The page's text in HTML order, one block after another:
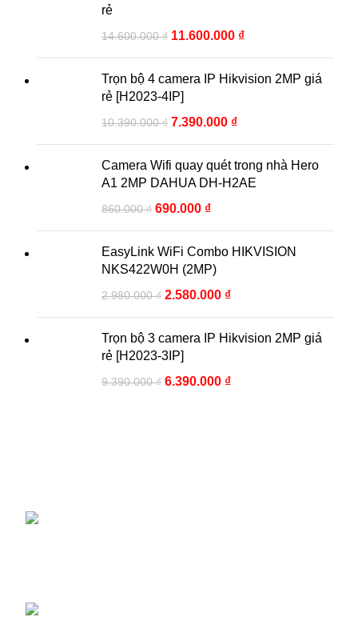
rẻ
14.600.000₫ 11.600.000 ₫
Trọn bộ 4 camera IP Hikvision 2MP giá
rẻ [H2023-4IP]
10.390.000₫ 7.390.000 ₫
Camera Wifi quay quét trong nhà Hero
A1 2MP DAHUA DH-H2AE
860.000₫ 690.000 ₫
EasyLink WiFi Combo HIKVISION
NKS422W0H (2MP)
2.980.000₫ 2.580.000 ₫
Trọn bộ 3 camera IP Hikvision 2MP giá
rẻ [H2023-3IP]
9.390.000₫ 6.390.000 ₫